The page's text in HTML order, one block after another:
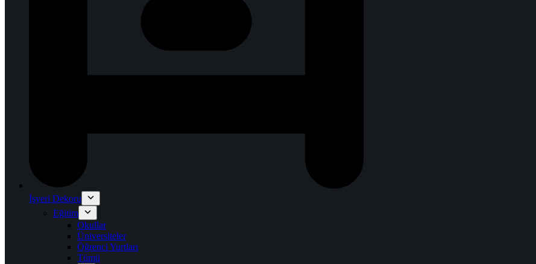
İşyeri Dekoru
Eğitim
Okullar
Üniversiteler
Öğrenci Yurtları
Tümü